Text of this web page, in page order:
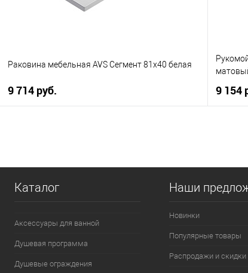
Раковина мебельная AVS Сегмент 81x40 белая
9 714 руб. 9 154
Каталог
Аксессуары для ванной
Душевая программа
Душевые ограждения
Наши
Новинки
Популярные товары
Распродажи и скидки